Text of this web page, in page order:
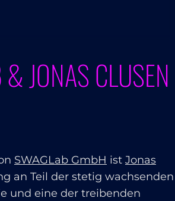
JONAS CLUSEN
SWAGLab GmbH ist Jonas
an Teil der stetig wachsenden
und eine der treibenden